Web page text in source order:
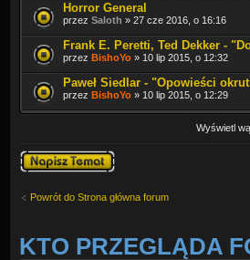
Horror General
przez Saloth » 27 cze 2016, o 16:16
Frank E. Peretti, Ted Dekker -
przez BishoYo » 10 lip 2015, o 12:32
Paweł Siedlar - "Opowieści
przez BishoYo » 10 lip 2015, o 12:29
Wyświetl
Napisz wątek
Powrót do Strona główna forum
KTO PRZEGLĄDA